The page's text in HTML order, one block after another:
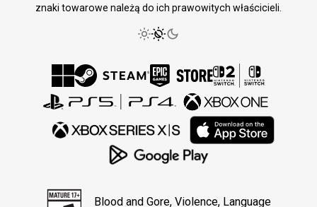
znaki towarowe należą do ich prawowitych właścicieli.
Blood and Gore, Violence, Language